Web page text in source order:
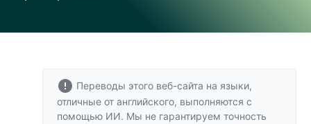
Переводы этого веб-сайта на языки,
отличные от английского, выполняются с
помощью ИИ. Мы не гарантируем точность